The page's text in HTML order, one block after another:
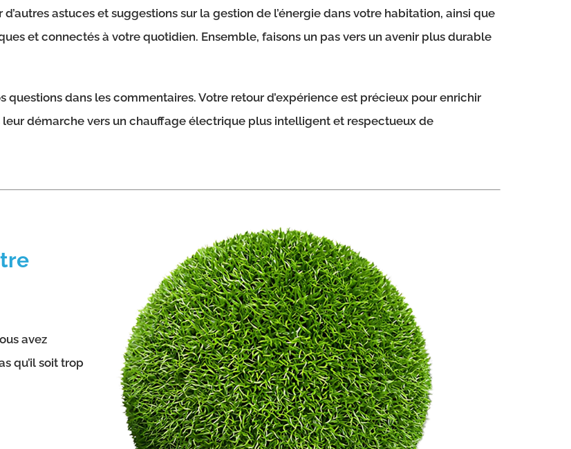
astuces et suggestions sur la gestion de l’énergie dans votre habitation, ainsi que
et connectés à votre quotidien. Ensemble, faisons un pas vers un avenir plus durable
questions dans les commentaires. Votre retour d’expérience est précieux pour enrichir
démarche vers un chauffage électrique plus intelligent et respectueux de
avez
qu’il soit trop